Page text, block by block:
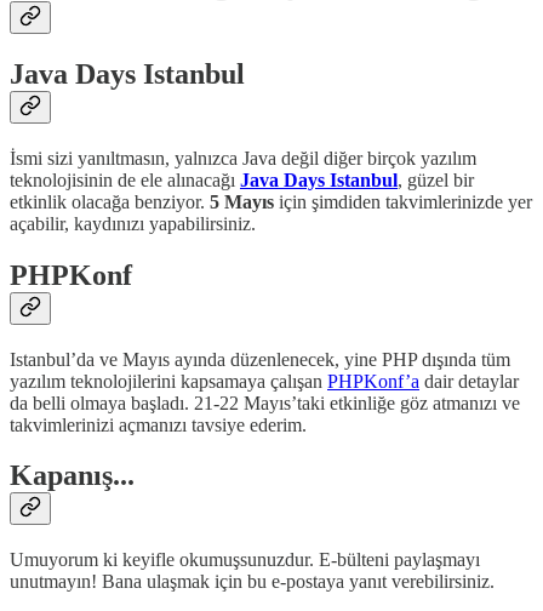
Java Days Istanbul
İsmi sizi yanıltmasın, yalnızca Java değil diğer birçok yazılım
teknolojisinin de ele alınacağı Java Days Istanbul, güzel bir
etkinlik olacağa benziyor. 5 Mayıs için şimdiden takvimlerinizde yer
açabilir, kaydınızı yapabilirsiniz.
PHPKonf
Istanbul’da ve Mayıs ayında düzenlenecek, yine PHP dışında tüm
yazılım teknolojilerini kapsamaya çalışan PHPKonf’a dair detaylar
da belli olmaya başladı. 21-22 Mayıs’taki etkinliğe göz atmanızı ve
takvimlerinizi açmanızı tavsiye ederim.
Kapanış...
Umuyorum ki keyifle okumuşsunuzdur. E-bülteni paylaşmayı
unutmayın! Bana ulaşmak için bu e-postaya yanıt verebilirsiniz.